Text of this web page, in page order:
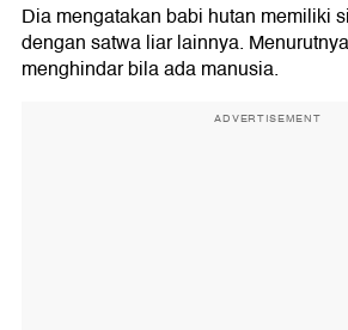
Dia mengatakan babi hutan memiliki
dengan satwa liar lainnya.
menghindar bila ada manusia.
ADVERTISEMENT